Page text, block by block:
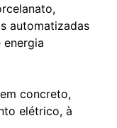
automatizadas
concreto,
elétrico, à